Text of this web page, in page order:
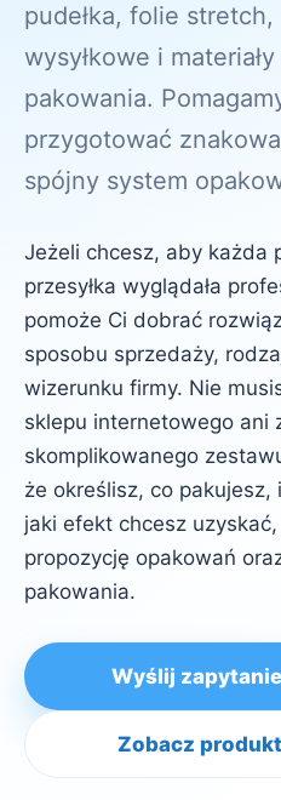
pudełka, folie
wysyłkowe i
pakowania.
przygotować
spójny system
Jeżeli chcesz, aby każda
przesyłka wyglądała
pomoże Ci dobrać
sposobu sprzedaży,
wizerunku firmy. Nie
sklepu internetowego ani
skomplikowanego
że określisz, co
jaki efekt chcesz
propozycję opakowań
pakowania.
Wyślij
Zobacz